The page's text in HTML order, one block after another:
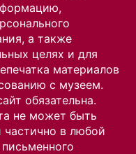
а также
целях и для
материалов
с музеем.
обязательна.
не может быть
частично в любой